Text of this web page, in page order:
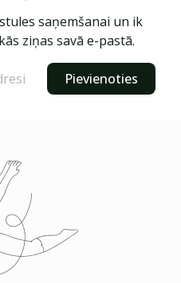
saņemšanai un ik
ziņas savā e-pastā.
Pievienoties